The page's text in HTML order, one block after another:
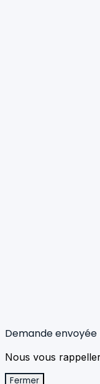
Demande envoyée
Nous vous
Fermer